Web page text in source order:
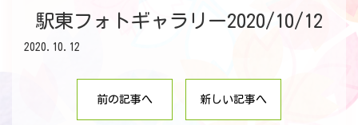
駅東フォトギャラリー2020/10/12
2020.10.12
前の記事へ 新しい記事へ